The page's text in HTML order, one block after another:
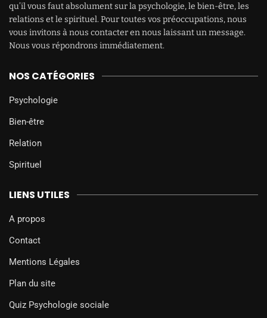
qu’il vous faut absolument sur la psychologie, le bien-être, les
relations et le spirituel. Pour toutes vos préoccupations, nous
vous invitons à nous contacter en nous laissant un message.
Nous vous répondrons immédiatement.
NOS CATÉGORIES
Psychologie
Bien-être
Relation
Spirituel
LIENS UTILES
A propos
Contact
Mentions Légales
Plan du site
Quiz Psychologie sociale